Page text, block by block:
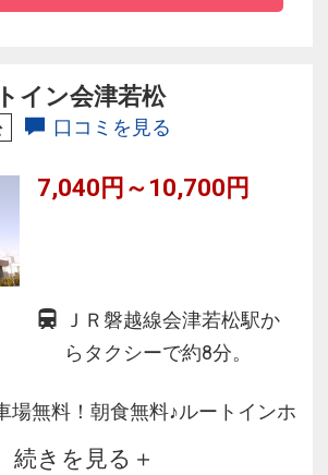
イン会津若松
口コミを見る
7,040円～10,700円
ＪＲ磐越線会津若松駅か
らタクシーで約8分。
場無料！朝食無料♪ルートインホ
続きを見る